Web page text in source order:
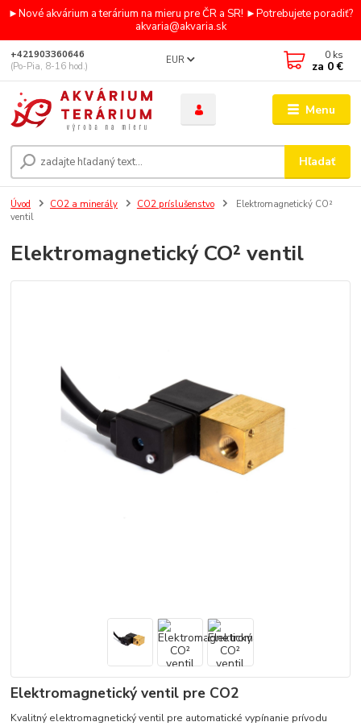
►Nové akvárium a terárium na mieru pre ČR a SR! ►Potrebujete poradiť?
akvaria@akvaria.sk
Menu
EUR
Hľadať
+421903360646
(Po-Pia, 8-16 hod.)
0 ks
za 0 €
Úvod CO2 a minerály CO2 príslušenstvo
Elektromagnetický CO²
ventil
Elektromagnetický CO² ventil
Elektromagnetický ventil pre CO2
Kvalitný elektromagnetický ventil pre automatické vypínanie prívodu